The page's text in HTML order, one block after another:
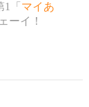
「 マイあ
ーイ！